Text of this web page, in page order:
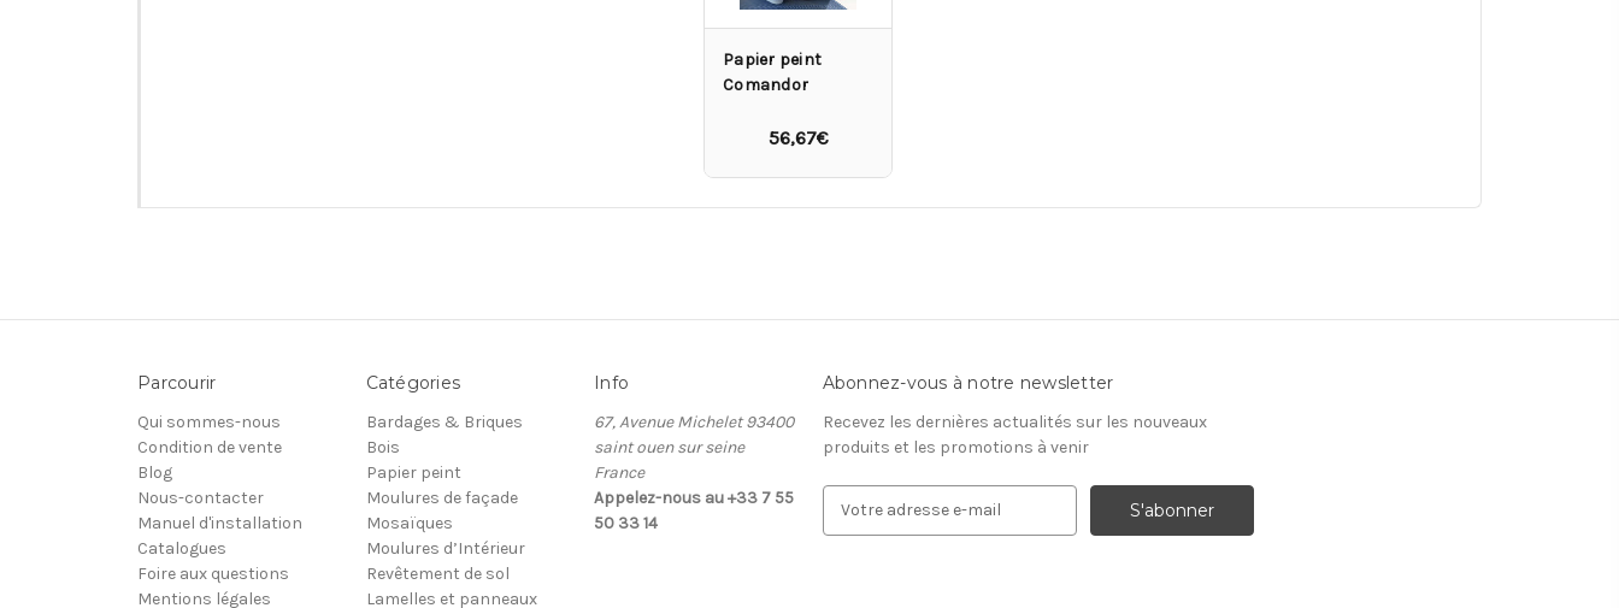
Papier peint
Comandor
56,67€
Parcourir
Qui sommes-nous
Condition de vente
Blog
Nous-contacter
Manuel d'installation
Catalogues
Foire aux questions
Mentions légales
Catégories
Bardages & Briques
Bois
Papier peint
Moulures de façade
Mosaïques
Moulures d’Intérieur
Revêtement de sol
Lamelles et panneaux
Info
67, Avenue Michelet 93400
saint ouen sur seine
France
Appelez-nous au +33 7 55
50 33 14
Abonnez-vous à notre newsletter
Recevez les dernières actualités sur les nouveaux
produits et les promotions à venir